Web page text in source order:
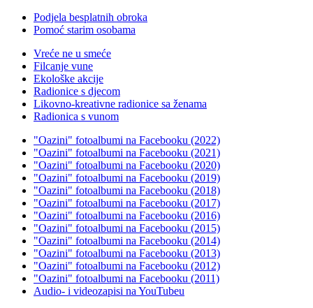
Podjela besplatnih obroka
Pomoć starim osobama
Vreće ne u smeće
Filcanje vune
Ekološke akcije
Radionice s djecom
Likovno-kreativne radionice sa ženama
Radionica s vunom
"Oazini" fotoalbumi na Facebooku (2022)
"Oazini" fotoalbumi na Facebooku (2021)
"Oazini" fotoalbumi na Facebooku (2020)
"Oazini" fotoalbumi na Facebooku (2019)
"Oazini" fotoalbumi na Facebooku (2018)
"Oazini" fotoalbumi na Facebooku (2017)
"Oazini" fotoalbumi na Facebooku (2016)
"Oazini" fotoalbumi na Facebooku (2015)
"Oazini" fotoalbumi na Facebooku (2014)
"Oazini" fotoalbumi na Facebooku (2013)
"Oazini" fotoalbumi na Facebooku (2012)
"Oazini" fotoalbumi na Facebooku (2011)
Audio- i videozapisi na YouTubeu